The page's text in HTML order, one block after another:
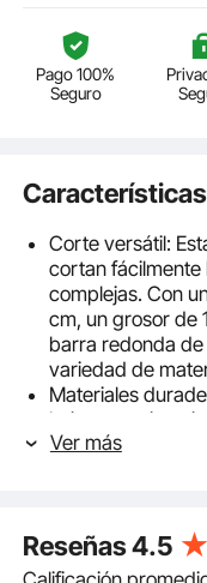
Pago 100%
Seguro
Corte versátil:
cortan fácilmente
complejas. Con
cm, un grosor de
barra redonda
variedad de
Materiales
hojas superior e
tratamiento
vibración para un
Control preciso
Ver más
Reseñas4.5